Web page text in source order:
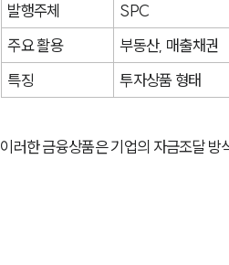
발행주체
SPC
주요 활용
부동산, 매출채권
특징
투자상품 형태
이러한 금융상품은 기업의 자금조달